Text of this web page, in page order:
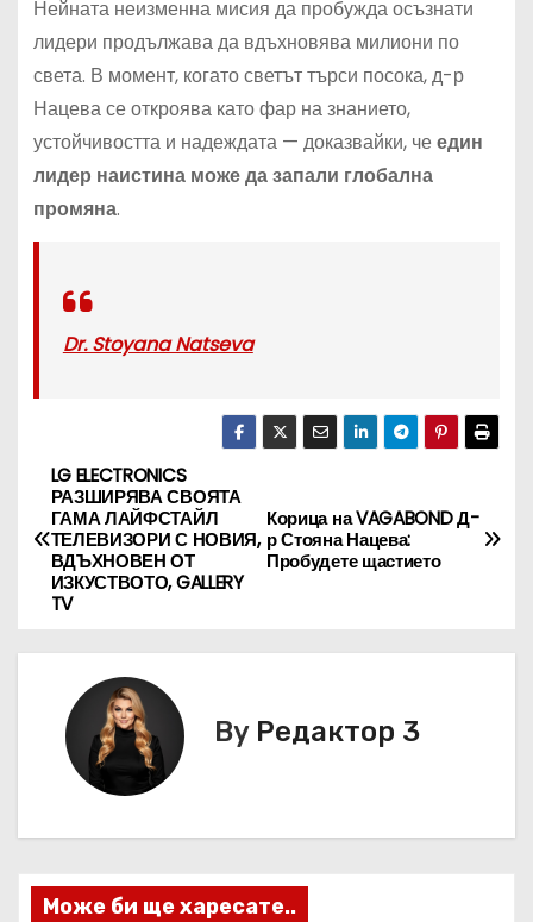
Нейната неизменна мисия да пробужда осъзнати
лидери продължава да вдъхновява милиони по
света. В момент, когато светът търси посока, д-р
Нацева се откроява като фар на знанието,
устойчивостта и надеждата — доказвайки, чеедин
лидер наистина може да запали глобална
промяна.
Dr. Stoyana Natseva
Н
а
в
и
я
Корица на VAGABOND Д-
р Стояна Нацева:
Пробудете щастието
LG ELECTRONICS
РАЗШИРЯВА СВОЯТА
ГАМА ЛАЙФСТАЙЛ
ТЕЛЕВИЗОРИ С НОВИЯ,
ВДЪХНОВЕН ОТ
ИЗКУСТВОТО, GALLERY
TV
By Редактор 3
Може би ще харесате..